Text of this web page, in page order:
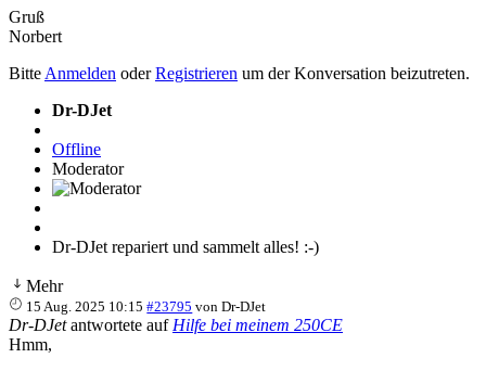
Gruß
Norbert
Bitte Anmelden oderRegistrieren um der Konversation beizutreten.
Dr-DJet
Offline
Moderator
Dr-DJet repariert und sammelt alles! :-)
Mehr
15 Aug. 2025 10:15 #23795 vonDr-DJet
Dr-DJetantwortete auf Hilfe bei meinem 250CE
Hmm,